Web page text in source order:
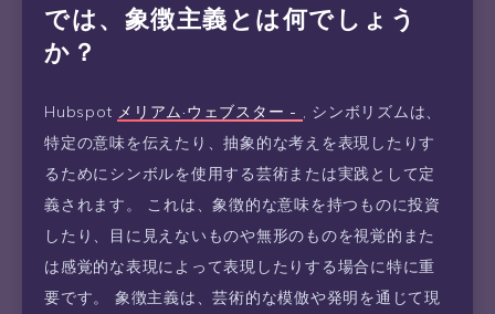
では、象徴主義とは何でしょう
か？
Hubspot メリアム·ウェブスター - , シンボリズムは、
特定の意味を伝えたり、抽象的な考えを表現したりす
るためにシンボルを使用する芸術または実践として定
義されます。 これは、象徴的な意味を持つものに投資
したり、目に見えないものや無形のものを視覚的また
は感覚的な表現によって表現したりする場合に特に重
要です。 象徴主義は、芸術的な模倣や発明を通じて現